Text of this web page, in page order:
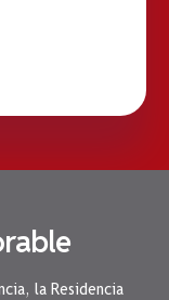
la Residencia